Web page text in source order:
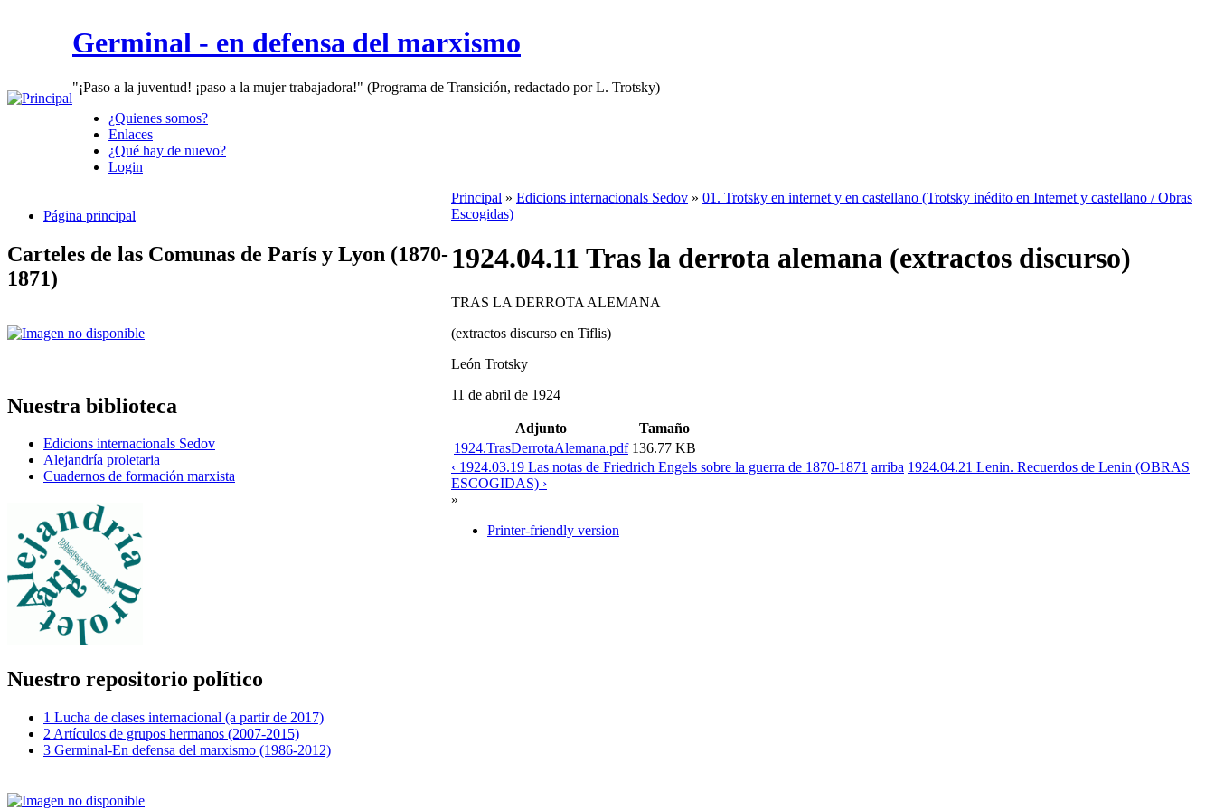
Germinal - en defensa del marxismo
"¡Paso a la juventud! ¡paso a la mujer trabajadora!" (Programa de Transición, redactado por L. Trotsky)
¿Quienes somos?
Enlaces
¿Qué hay de nuevo?
Login
Página principal
Carteles de las Comunas de París y Lyon (1870-
1871)
Nuestra biblioteca
Edicions internacionals Sedov
Alejandría proletaria
Cuadernos de formación marxista
Nuestro repositorio político
1 Lucha de clases internacional (a partir de 2017)
2 Artículos de grupos hermanos (2007-2015)
3 Germinal-En defensa del marxismo (1986-2012)
Principal » Edicions internacionals Sedov » 01. Trotsky en internet y en castellano (Trotsky inédito en Internet y castellano / Obras
Escogidas)
1924.04.11 Tras la derrota alemana (extractos discurso)
TRAS LA DERROTA ALEMANA
(extractos discurso en Tiflis)
León Trotsky
11 de abril de 1924
Adjunto
Tamaño
1924.TrasDerrotaAlemana.pdf 136.77 KB
‹ 1924.03.19 Las notas de Friedrich Engels sobre la guerra de 1870-1871 arriba 1924.04.21 Lenin. Recuerdos de Lenin (OBRAS
ESCOGIDAS) ›
»
Printer-friendly version